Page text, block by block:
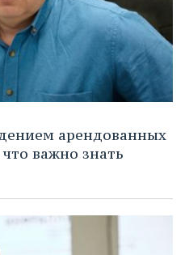
арендованных
важно знать